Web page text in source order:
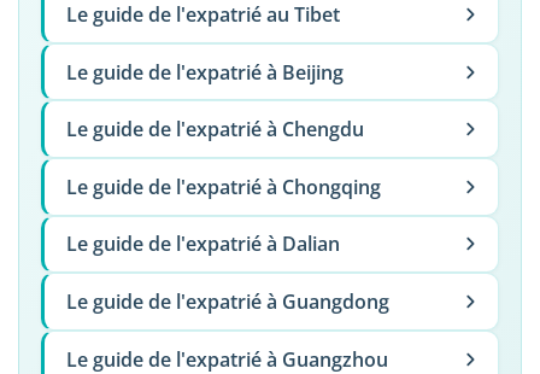
Le guide de l'expatrié au Tibet
Le guide de l'expatrié à Beijing
Le guide de l'expatrié à Chengdu
Le guide de l'expatrié à Chongqing
Le guide de l'expatrié à Dalian
Le guide de l'expatrié à Guangdong
Le guide de l'expatrié à Guangzhou